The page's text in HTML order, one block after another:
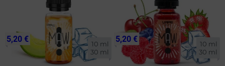
10 ml
30 ml
5,20 €
10 ml
30 ml
5,20 €